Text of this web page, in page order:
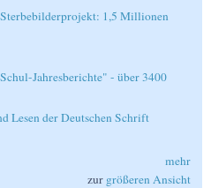
1,5 Millionen
Jahresberichte" - über 3400
Lesen der Deutschen Schrift
mehr
zur größeren Ansicht